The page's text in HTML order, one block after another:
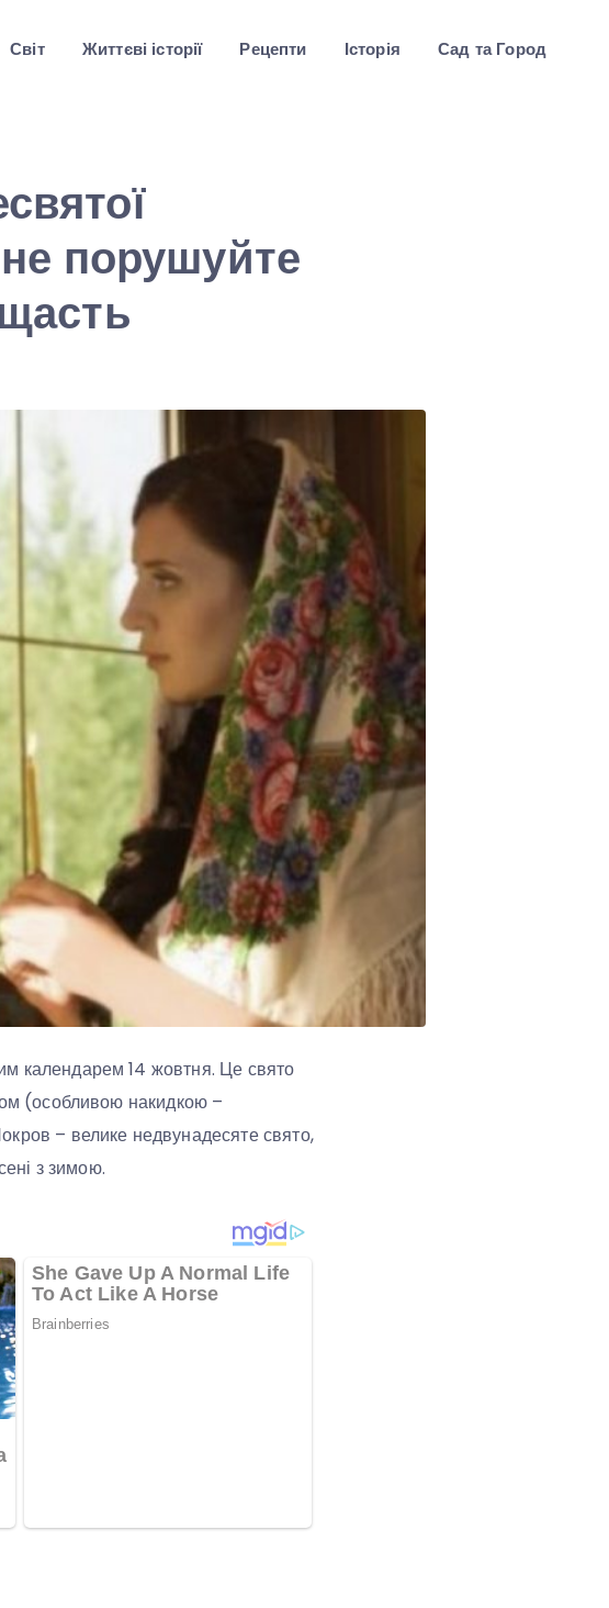
Світ Життєві історії Рецепти Історія Сад та Город
порушуйте
календарем 14 жовтня. Це свято
(особливою накидкою –
– велике недвунадесяте свято,
з зимою.